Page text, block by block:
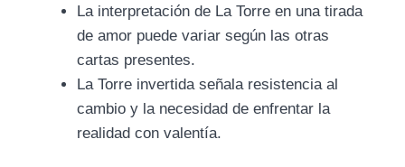
La interpretación de La Torre en una tirada
de amor puede variar según las otras
cartas presentes.
La Torre invertida señala resistencia al
cambio y la necesidad de enfrentar la
realidad con valentía.